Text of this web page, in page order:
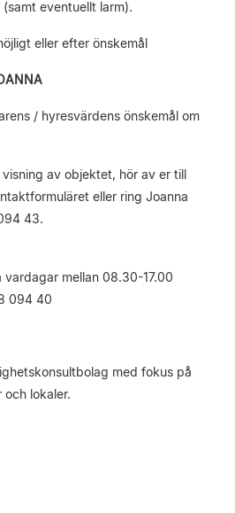
eventuellt larm).
eller efter önskemål
/ hyresvärdens önskemål om
visning av objektet, hör av er till
eller ring Joanna
43.
mellan 08.30-17.00
094 40
med fokus på
och lokaler.